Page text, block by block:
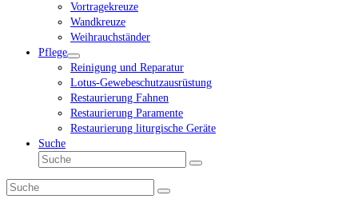
Vortragekreuze
Wandkreuze
Weihrauchständer
Pflege
Reinigung und Reparatur
Lotus-Gewebeschutzausrüstung
Restaurierung Fahnen
Restaurierung Paramente
Restaurierung liturgische Geräte
Suche
Suche
Senden
Suche
Senden